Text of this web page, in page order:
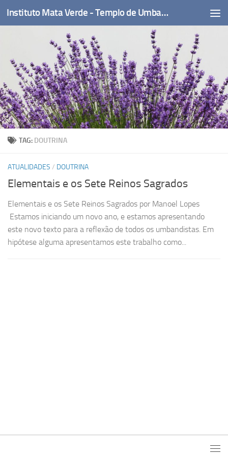
Skip to content Instituto Mata Verde - Templo de Umbanda
TAG: DOUTRINA
ATUALIDADES / DOUTRINA
Elementais e os Sete Reinos Sagrados
Elementais e os Sete Reinos Sagrados por Manoel Lopes
Estamos iniciando um novo ano, e estamos apresentando
este novo texto para a reflexão de todos os umbandistas. Em
hipótese alguma apresentamos este trabalho como...